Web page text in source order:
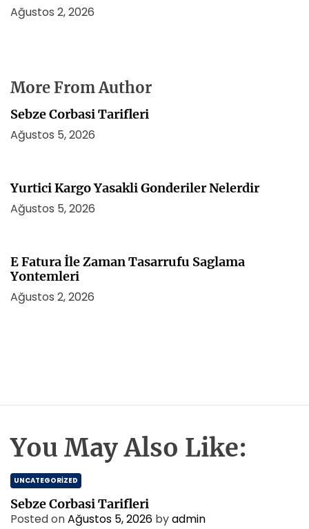
Ağustos 2, 2026
More From Author
Sebze Corbasi Tarifleri
Ağustos 5, 2026
Yurtici Kargo Yasakli Gonderiler Nelerdir
Ağustos 5, 2026
E Fatura İle Zaman Tasarrufu Saglama
Yontemleri
Ağustos 2, 2026
You May Also Like:
UNCATEGORIZED
Sebze Corbasi Tarifleri
Posted onAğustos 5, 2026 byadmin